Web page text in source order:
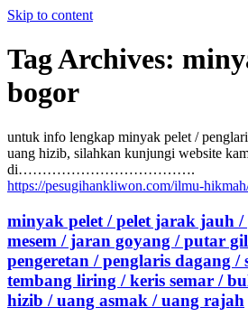
Skip to content
Tag Archives:
bogor
untuk info lengkap minyak pelet /
uang hizib, silahkan kunjungi website
di……………………………….
https://pesugihankliwon.com/ilmu-
minyak pelet / pelet jarak jauh /
mesem / jaran goyang / putar
pengeretan / penglaris dagang
tembang liring / keris semar /
hizib / uang asmak / uang rajah